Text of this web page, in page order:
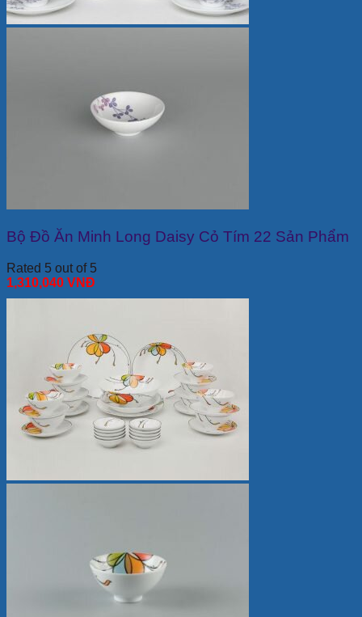
Bộ Đồ Ăn Minh Long Daisy Cỏ Tím 22 Sản Phẩm
Rated 5 out of 5
1,310,040 VNĐ